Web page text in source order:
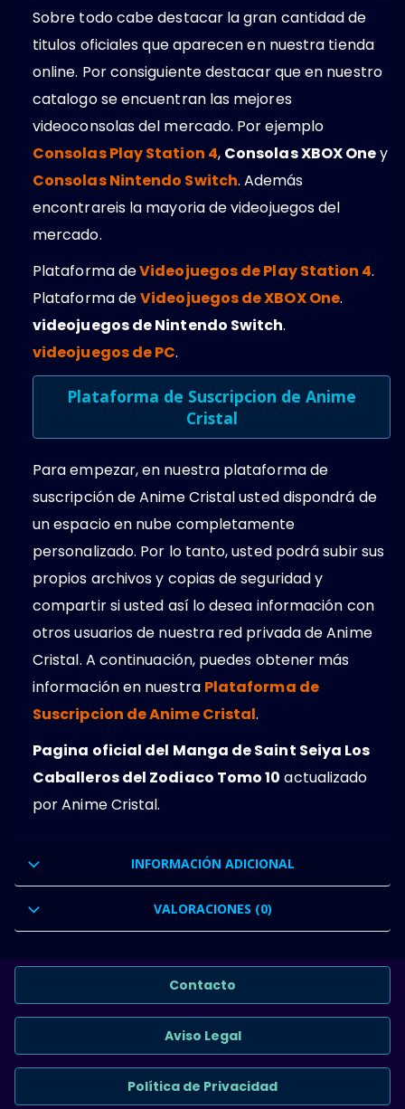
Sobre todo cabe destacar la gran cantidad de
titulos oficiales que aparecen en nuestra tienda
online. Por consiguiente destacar que en nuestro
catalogo se encuentran las mejores
videoconsolas del mercado. Por ejemplo
Consolas Play Station 4, Consolas XBOX Oney
Consolas Nintendo Switch. Además
encontrareis la mayoria de videojuegos del
mercado.
Plataforma deVideojuegos de Play Station 4.
Plataforma deVideojuegos de XBOX One.
videojuegos de Nintendo Switch.
videojuegos de PC.
Plataforma de Suscripcion de Anime
Cristal
Para empezar, en nuestra plataforma de
suscripción de Anime Cristal usted dispondrá de
un espacio en nube completamente
personalizado. Por lo tanto, usted podrá subir sus
propios archivos y copias de seguridad y
compartir si usted así lo desea información con
otros usuarios de nuestra red privada de Anime
Cristal. A continuación, puedes obtener más
información en nuestra Plataforma de
Suscripcion de Anime Cristal.
Pagina oficial del Manga de Saint Seiya Los
Caballeros del Zodiaco Tomo 10 actualizado
por Anime Cristal.
INFORMACIÓN ADICIONAL
VALORACIONES (0)
Contacto
Aviso Legal
Política de Privacidad